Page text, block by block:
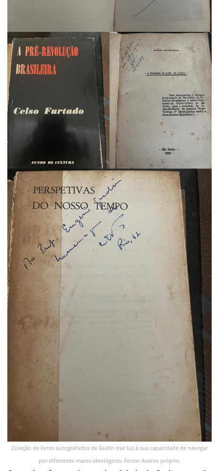
Coleção de livros autografados de Gudin traz luz à sua capacidade de navegar
por diferentes mares ideológicos. Fonte: Acervo próprio.